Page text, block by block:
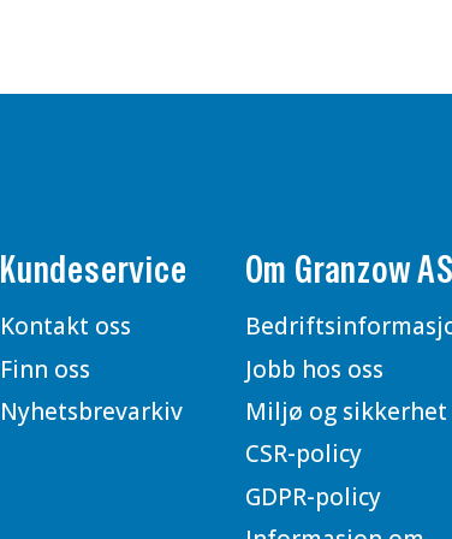
Kundeservice
Kontakt oss
Finn oss
Nyhetsbrevarkiv
Om Granzow
Jobb hos oss
Miljø og sikkerhet
CSR-policy
GDPR-policy